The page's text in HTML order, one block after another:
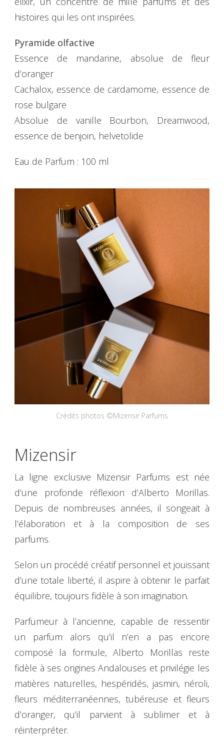
histoires qui les ont inspirées.
Pyramide olfactive
Essence de mandarine, absolue de fleur
d’oranger
Cachalox, essence de cardamome, essence de
rose bulgare
Absolue de vanille Bourbon, Dreamwood,
essence de benjoin, helvetolide
Eau de Parfum : 100 ml
Crédits photos ©Mizensir Parfums
Mizensir
La ligne exclusive Mizensir Parfums est née
d’une profonde réflexion d’Alberto Morillas.
Depuis de nombreuses années, il songeait à
l’élaboration et à la composition de ses
parfums.
Selon un procédé créatif personnel et jouissant
d’une totale liberté, il aspire à obtenir le parfait
équilibre, toujours fidèle à son imagination.
Parfumeur à l’ancienne, capable de ressentir
un parfum alors qu’il n’en a pas encore
composé la formule, Alberto Morillas reste
fidèle à ses origines Andalouses et privilégie les
matières naturelles, hespéridés, jasmin, néroli,
fleurs méditerranéennes, tubéreuse et fleurs
d’oranger, qu’il parvient à sublimer et à
réinterpréter.